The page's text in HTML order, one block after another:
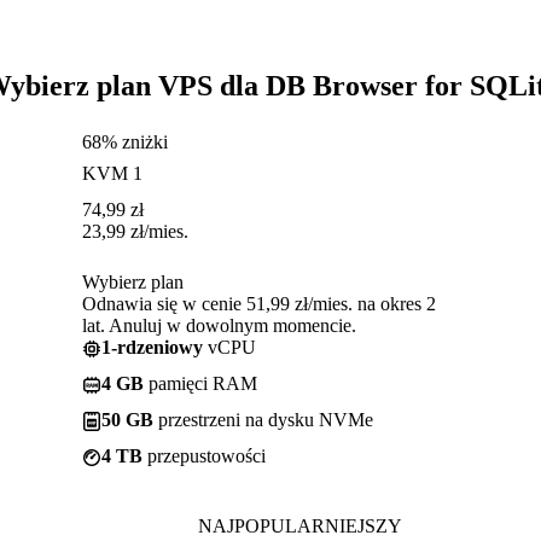
plan VPS dla DB Browser for
68% zniżki
KVM 1
74,99 zł
23,99 zł/mies.
Wybierz plan
Odnawia się w cenie 51,99 zł/mies. na okres 2
lat. Anuluj w dowolnym momencie.
1-rdzeniowy vCPU
4 GB pamięci RAM
50 GB przestrzeni na dysku NVMe
4 TB przepustowości
NAJPOPULARNIEJSZY